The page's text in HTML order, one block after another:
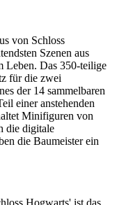
von Schloss
Szenen aus
Leben. Das 350-teilige
für die zwei
der 14 sammelbaren
einer anstehenden
Minifiguren von
die digitale
die Baumeister ein
Hogwarts' ist das